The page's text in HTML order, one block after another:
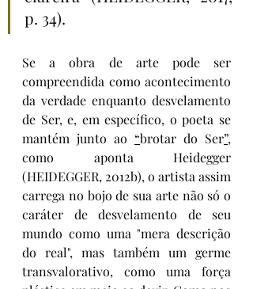
p. 34).
Se a obra de arte pode ser
compreendida como acontecimento
da verdade enquanto desvelamento
de Ser, e, em específico, o poeta se
mantém junto ao “brotar do Ser”,
como aponta Heidegger
(HEIDEGGER, 2012b), o artista assim
carrega no bojo de sua arte não só o
caráter de desvelamento de seu
mundo como uma "mera descrição
do real", mas também um germe
transvalorativo, como uma força